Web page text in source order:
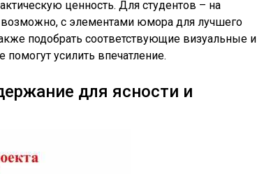
ценность. Для студентов – на
возможно, с элементами юмора для лучшего
подобрать соответствующие визуальные и
усилить впечатление.
для ясности и